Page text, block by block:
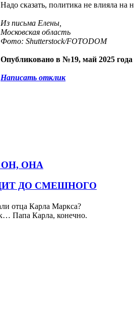
Надо сказать, политика не влияла
Из письма Елены,
Московская область
Фото: Shutterstock/FOTODOM
Опубликовано в №19, май 2025 года
Написать отклик
ОНА
ДО СМЕШНОГО
отца Карла Маркса?
Папа Карла, конечно.